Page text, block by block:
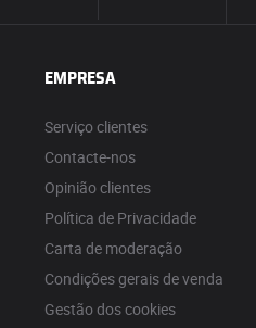
EMPRESA
Serviço clientes
Contacte-nos
Opinião clientes
Política de Privacidade
Carta de moderação
Condições gerais de venda
Gestão dos cookies